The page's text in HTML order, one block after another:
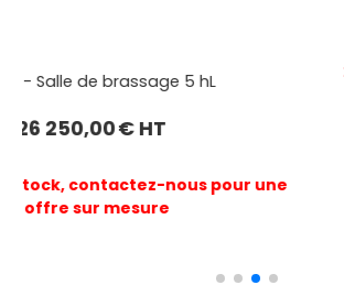
0 produit en stock, contactez-
offre sur mesure